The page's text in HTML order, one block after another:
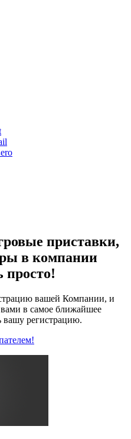
приставки,
в компании
вашей Компании, и
в самое ближайшее
вашу регистрацию.